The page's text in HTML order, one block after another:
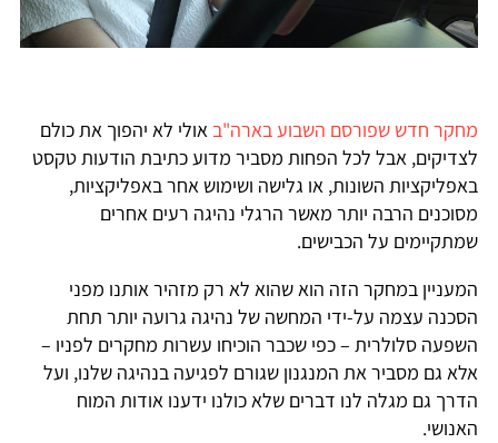
מחקר חדש שפורסם השבוע בארה"ב אולי לא יהפוך את כולם
לצדיקים, אבל לכל הפחות מסביר מדוע כתיבת הודעות טקסט
באפליקציות השונות, או גלישה ושימוש אחר באפליקציות,
מסוכנים הרבה יותר מאשר הרגלי נהיגה רעים אחרים
שמתקיימים על הכבישים.
המעניין במחקר הזה הוא שהוא לא רק מזהיר אותנו מפני
הסכנה עצמה על-ידי המחשה של נהיגה גרועה יותר תחת
השפעה סלולרית – כפי שכבר הוכיחו עשרות מחקרים לפניו –
אלא גם מסביר את המנגנון שגורם לפגיעה בנהיגה שלנו, ועל
הדרך גם מגלה לנו דברים שלא כולנו ידענו אודות המוח
האנושי.